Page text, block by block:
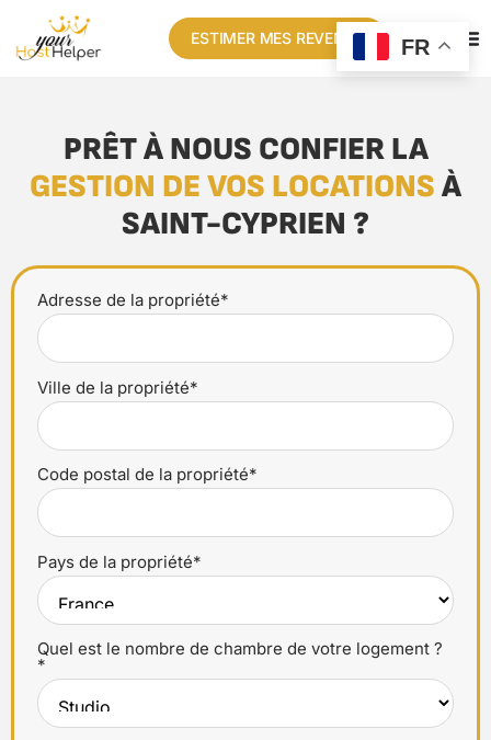
ESTIMER MES REVENUS
PRÊT À NOUS CONFIER LA
GESTION DE VOS LOCATIONS À
SAINT-CYPRIEN ?
Adresse de la propriété*
Ville de la propriété*
Code postal de la propriété*
Pays de la propriété*
Quel est le nombre de chambre de votre logement ?
*
FR